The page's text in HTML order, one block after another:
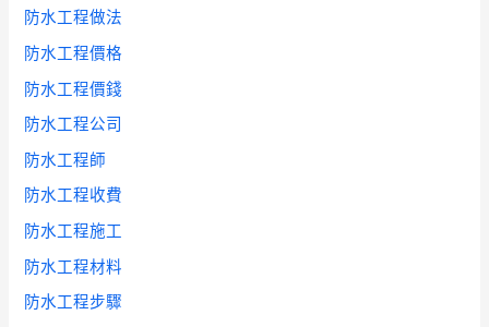
防水工程做法
防水工程價格
防水工程價錢
防水工程公司
防水工程師
防水工程收費
防水工程施工
防水工程材料
防水工程步驟